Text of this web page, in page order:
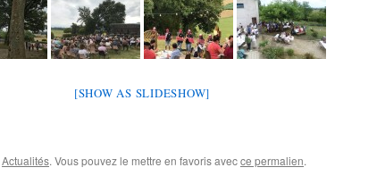
[SHOW AS SLIDESHOW]
Actualités. Vous pouvez le mettre en favoris avecce permalien.